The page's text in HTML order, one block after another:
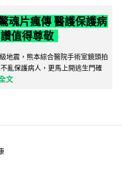
魂片瘋傳 醫護保護病
值得尊敬
地震，熊本綜合醫院手術室鏡頭拍
亂保護病人，更馬上開逃生門確
文